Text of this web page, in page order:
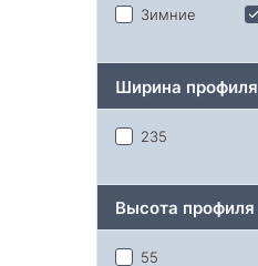
Зимние
Ширина профиля
235
Высота профиля
55